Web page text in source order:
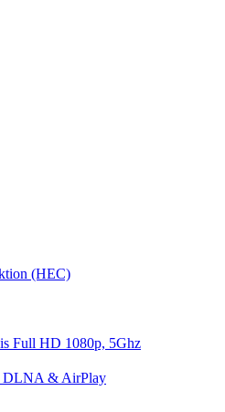
(HEC)
Full HD 1080p, 5Ghz
DLNA & AirPlay